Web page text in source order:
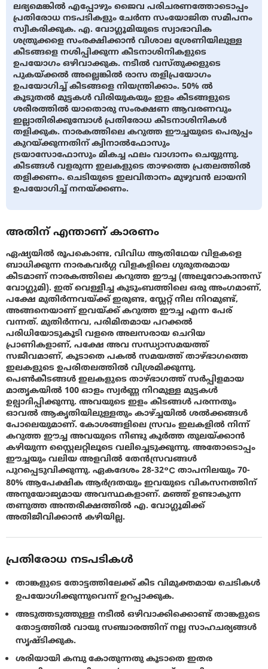
ലഭ്യമെങ്കിൽ എപ്പോഴും ജൈവ പരിചരണത്തോടൊപ്പം
പ്രതിരോധ നടപടികളും ചേർന്ന സംയോജിത സമീപനം
സ്വീകരിക്കുക. എ. വോഗ്ലൂമിയുടെ സ്വാഭാവിക
ശത്രുക്കളെ സംരക്ഷിക്കാൻ വിശാല ശ്രേണിയിലുള്ള
കീടങ്ങളെ നശിപ്പിക്കുന്ന കീടനാശിനികളുടെ
ഉപയോഗം ഒഴിവാക്കുക. നടീൽ വസ്തുക്കളുടെ
പുകയ്ക്കല്‍ അല്ലെങ്കിൽ രാസ തളിപ്രയോഗം
ഉപയോഗിച്ച് കീടങ്ങളെ നിയന്ത്രിക്കാം. 50% ൽ
കൂടുതൽ മുട്ടകൾ വിരിയുകയും ഇളം കീടങ്ങളുടെ
ശരീരത്തിൽ യാതൊരു സംരക്ഷണ ആവരണവും
ഇല്ലാതിരിക്കുമ്പോൾ പ്രതിരോധ കീടനാശിനികൾ
തളിക്കുക. നാരകത്തിലെ കറുത്ത ഈച്ചയുടെ പെരുപ്പം
കുറയ്ക്കുന്നതിന് ക്വിനാൽഫോസും
ട്രയാസോഫോസും മികച്ച ഫലം വാഗ്ദാനം ചെയ്യുന്നു.
കീടങ്ങൾ വളരുന്ന ഇലകളുടെ താഴത്തെ പ്രതലത്തിൽ
തളിക്കണം. ചെടിയുടെ ഇലവിതാനം മുഴുവൻ ലായനി
ഉപയോഗിച്ച് നനയ്ക്കണം.
അതിന് എന്താണ് കാരണം
ഏഷ്യയിൽ രൂപകൊണ്ട, വിവിധ ആതിഥേയ വിളകളെ
ബാധിക്കുന്ന നാരകവർഗ്ഗ വിളകളിലെ ഗുരുതരമായ
കീടമാണ് നാരകത്തിലെ കറുത്ത ഈച്ച (അലൂറോകാന്തസ്
വോഗ്ലുമി). ഇത് വെള്ളീച്ച കുടുംബത്തിലെ ഒരു അംഗമാണ്,
പക്ഷേ മുതിർന്നവയ്ക്ക് ഇരുണ്ട, സ്ലേറ്റ് നീല നിറമുണ്ട്,
അങ്ങനെയാണ് ഇവയ്ക്ക് കറുത്ത ഈച്ച എന്ന പേര്
വന്നത്. മുതിർന്നവ, പരിമിതമായ പറക്കൽ
പരിധിയോടുകൂടി വളരെ അലസരായ ചെറിയ
പ്രാണികളാണ്, പക്ഷേ അവ സന്ധ്യാസമയത്ത്
സജീവമാണ്, കൂടാതെ പകൽ സമയത്ത് താഴ്ഭാഗത്തെ
ഇലകളുടെ ഉപരിതലത്തിൽ വിശ്രമിക്കുന്നു.
പെൺകീടങ്ങൾ ഇലകളുടെ താഴ്ഭാഗത്ത് സര്‍പ്പിളമായ
മാതൃകയിൽ 100 ഓളം സ്വർണ്ണ നിറമുള്ള മുട്ടകൾ
ഉല്പാദിപ്പിക്കുന്നു. അവയുടെ ഇളം കീടങ്ങൾ പരന്നതും
ഓവൽ ആകൃതിയിലുള്ളതും കാഴ്ച്ചയിൽ ശൽക്കങ്ങൾ
പോലെയുമാണ്. കോശങ്ങളിലെ സ്രവം ഇലകളിൽ നിന്ന്
കറുത്ത ഈച്ച അവയുടെ നീണ്ടു കൂര്‍ത്ത തുലയ്ക്കാന്‍
കഴിയുന്ന സ്റ്റൈലറ്റിലൂടെ വലിച്ചെടുക്കുന്നു. അതോടൊപ്പം
ഈച്ചയും വലിയ അളവിൽ തേൻസ്രവങ്ങൾ
പുറപ്പെടുവിക്കുന്നു. ഏകദേശം 28-32°C താപനിലയും 70-
80% ആപേക്ഷിക ആർദ്രതയും ഇവയുടെ വികസനത്തിന്
അനുയോജ്യമായ അവസ്ഥകളാണ്. മഞ്ഞ് ഉണ്ടാകുന്ന
തണുത്ത അന്തരീക്ഷത്തിൽ എ. വോഗ്ലൂമിക്ക്
അതിജീവിക്കാൻ കഴിയില്ല.
പ്രതിരോധ നടപടികൾ
താങ്കളുടെ തോട്ടത്തിലേക്ക് കീട വിമുക്തമായ ചെടികൾ
ഉപയോഗിക്കുന്നുവെന്ന് ഉറപ്പാക്കുക.
അടുത്തടുത്തുള്ള നടീൽ ഒഴിവാക്കിക്കൊണ്ട് താങ്കളുടെ
തോട്ടത്തിൽ വായു സഞ്ചാരത്തിന് നല്ല സാഹചര്യങ്ങൾ
സൃഷ്ടിക്കുക.
ശരിയായി കമ്പു കോതുന്നതു കൂടാതെ ഇതര